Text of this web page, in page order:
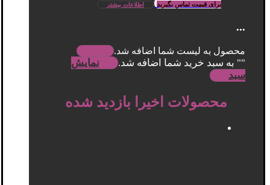
برای قیمت تماس بگیرید اطلاعات بیشتر
...
محصول به لیست شما اضافه شد.
"" به سبد خرید شما اضافه شد.
نمایش
سبد
محصولات اخیرا بازدید شده